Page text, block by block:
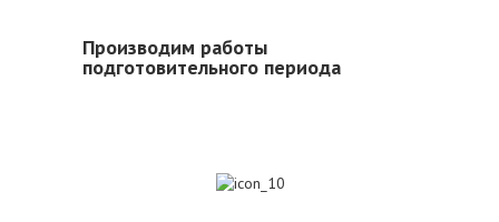
Производим работы
подготовительного периода